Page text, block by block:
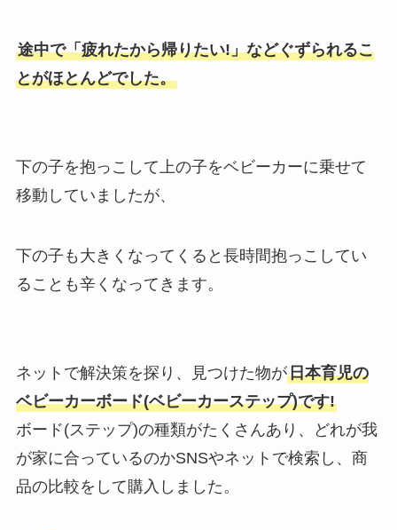
途中で「疲れたから帰りたい!」などぐずられるこ
とがほとんどでした。
下の子を抱っこして上の子をベビーカーに乗せて
移動していましたが、
下の子も大きくなってくると長時間抱っこしてい
ることも辛くなってきます。
ネットで解決策を探り、見つけた物が日本育児の
ベビーカーボード(ベビーカーステップ)です!
ボード(ステップ)の種類がたくさんあり、どれが我
が家に合っているのかSNSやネットで検索し、商
品の比較をして購入しました。